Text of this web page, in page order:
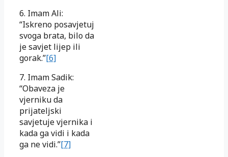
6. Imam Ali:
“Iskreno posavjetuj
svoga brata, bilo da
je savjet lijep ili
gorak.”[6]
7. Imam Sadik:
“Obaveza je
vjerniku da
prijateljski
savjetuje vjernika i
kada ga vidi i kada
ga ne vidi.”[7]